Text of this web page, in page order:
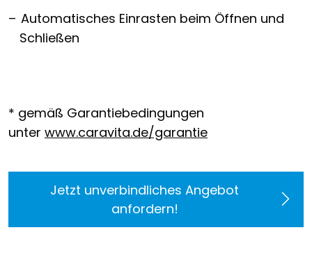
Automatisches Einrasten beim Öffnen und
Schließen
* gemäß Garantiebedingungen
unter www.caravita.de/garantie
Jetzt unverbindliches Angebot
anfordern!